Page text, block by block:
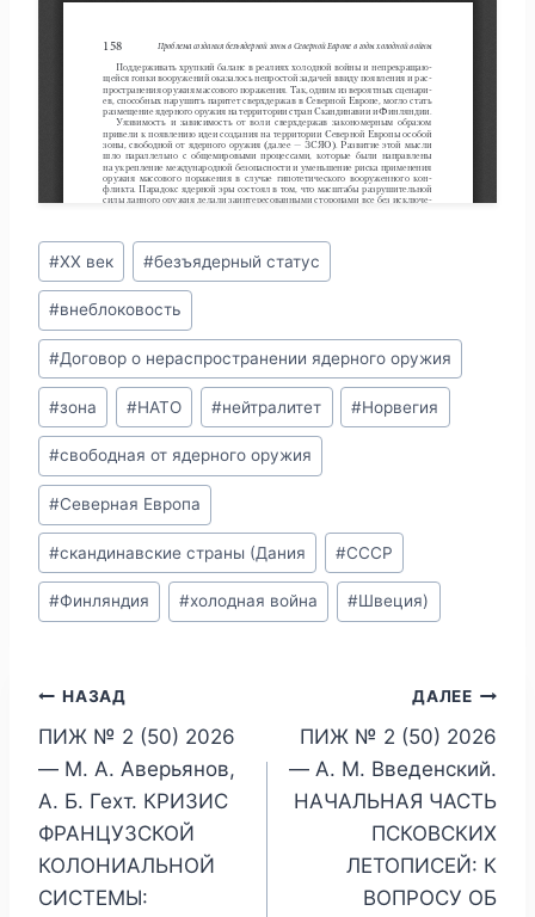
Метки
записи:
#XX век #безъядерный статус
#внеблоковость
#Договор о нераспространении ядерного оружия
#зона #НАТО #нейтралитет #Норвегия
#свободная от ядерного оружия
#Северная Европа
#скандинавские страны (Дания #СССР
#Финляндия #холодная война #Швеция)
Навигация
по
записям
НАЗАД
ПИЖ № 2 (50) 2026
— М. А. Аверьянов,
А. Б. Гехт. КРИЗИС
ФРАНЦУЗСКОЙ
КОЛОНИАЛЬНОЙ
СИСТЕМЫ:
ДАЛЕЕ
ПИЖ № 2 (50) 2026
— А. М. Введенский.
НАЧАЛЬНАЯ ЧАСТЬ
ПСКОВСКИХ
ЛЕТОПИСЕЙ: К
ВОПРОСУ ОБ